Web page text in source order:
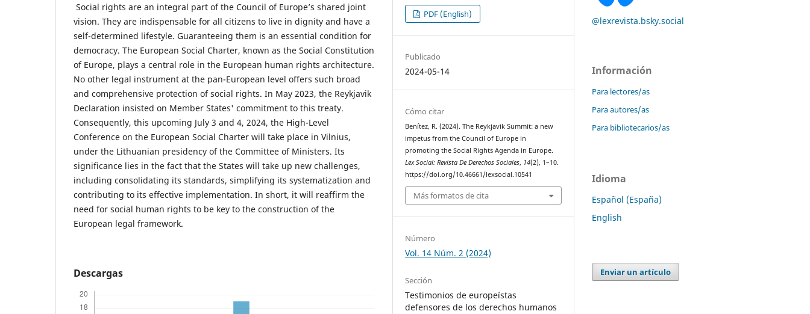
Social rights are an integral part of the Council of Europe’s shared joint
vision. They are indispensable for all citizens to live in dignity and have a
self-determined lifestyle. Guaranteeing them is an essential condition for
democracy. The European Social Charter, known as the Social Constitution
of Europe, plays a central role in the European human rights architecture.
No other legal instrument at the pan-European level offers such broad
and comprehensive protection of social rights. In May 2023, the Reykjavik
Declaration insisted on Member States' commitment to this treaty.
Consequently, this upcoming July 3 and 4, 2024, the High-Level
Conference on the European Social Charter will take place in Vilnius,
under the Lithuanian presidency of the Committee of Ministers. Its
significance lies in the fact that the States will take up new challenges,
including consolidating its standards, simplifying its systematization and
contributing to its effective implementation. In short, it will reaffirm the
need for social human rights to be key to the construction of the
European legal framework.
Descargas
PDF (English)
Publicado
2024-05-14
Cómo citar
Benítez, R. (2024). The Reykjavik Summit: a new
impetus from the Council of Europe in
promoting the Social Rights Agenda in Europe.
Lex Social: Revista De Derechos Sociales, 14(2), 1–10.
https://doi.org/10.46661/lexsocial.10541
Más formatos de cita
Número
Vol. 14 Núm. 2 (2024)
Sección
Testimonios de europeístas
defensores de los derechos humanos
@lexrevista.bsky.social
Información
Para lectores/as
Para autores/as
Para bibliotecarios/as
Idioma
Español (España)
English
Enviar un artículo